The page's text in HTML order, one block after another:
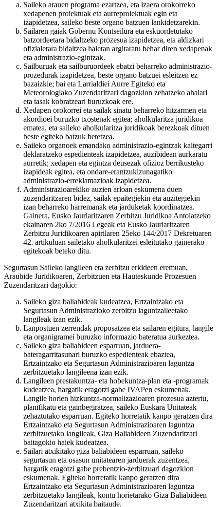
Saileko arauen programa ezartzea, eta izaera orokorreko
xedapenen proiektuak eta aurreproiektuak egin eta
izapidetzea, saileko beste organo batzuen lankidetzarekin.
Sailaren gaiak Gobernu Kontseilura eta eskuordetutako
batzordeetara bidaltzeko prozesua izapidetzea, eta aldizkari
ofizialetara bidaltzea haietan argitaratu behar diren xedapenak
eta administrazio-egintzak.
Sailburuak eta sailburuordeek ebatzi beharreko administrazio-
prozedurak izapidetzea, beste organo batzuei esleitzen ez
bazaizkie; bai eta Larrialdiei Aurre Egiteko eta
Meteorologiako Zuzendaritzari dagozkion zehatzeko ahalari
eta tasak kobratzeari buruzkoak ere.
Xedapen orokorrei eta sailak sinatu beharreko hitzarmen eta
akordioei buruzko txostenak egitea; aholkularitza juridikoa
ematea, eta saileko aholkularitza juridikoak berezkoak dituen
beste egiteko batzuk betetzea.
Saileko organoek emandako administrazio-egintzak kaltegarri
deklaratzeko espedienteak izapidetzea, auzibidean aurkaratu
aurretik; xedapen eta egintza deusezak ofizioz berrikusteko
izapideak egitea, eta ondare-erantzukizunagatiko
administrazio-erreklamazioak izapidetzea.
Administrazioarekiko auzien arloan eskumena duen
zuzendaritzaren bidez, sailak epaitegiekin eta auzitegiekin
izan beharreko harremanak eta jarduketak koordinatzea.
Gainera, Eusko Jaurlaritzaren Zerbitzu Juridikoa Antolatzeko
ekainaren 2ko 7/2016 Legeak eta Eusko Jaurlaritzaren
Zerbitzu Juridikoaren apirilaren 25eko 144/2017 Dekretuaren
42. artikuluan sailetako aholkularitzei esleitutako gainerako
egitekoak beteko ditu.
Segurtasun Saileko langileen eta zerbitzu erkideen eremuan,
Araubide Juridikoaren, Zerbitzuen eta Hauteskunde Prozesuen
Zuzendaritzari dagokio:
Saileko giza baliabideak kudeatzea, Ertzaintzako eta
Segurtasun Administrazioko zerbitzu laguntzaileetako
langileak izan ezik.
Lanpostuen zerrendak proposatzea eta sailaren egitura, langile
eta organigramei buruzko informazio bateratua aurkeztea.
Saileko giza baliabideen esparruan, jarduera-
bateragarritasunari buruzko espedienteak ebaztea,
Ertzaintzako eta Segurtasun Administrazioaren laguntza
zerbitzuetako langileena izan ezik.
Langileen prestakuntza- eta hobekuntza-plan eta -programak
kudeatzea, hargatik eragotzi gabe IVAPen eskumenak.
Langile horien hizkuntza-normalizazioaren prozesua aztertu,
planifikatu eta gainbegiratzea, saileko Euskara Unitateak
zehaztutako esparruan. Egiteko horretatik kanpo geratzen dira
Ertzaintzako eta Segurtasun Administrazioaren laguntza
zerbitzuetako langileak, Giza Baliabideen Zuzendaritzari
baitagokio haiek kudeatzea.
Sailari atxikitako giza baliabideen esparruan, saileko
segurtasun eta osasun unitatearen jarduerak zuzentzea,
hargatik eragotzi gabe prebentzio-zerbitzuari dagozkion
eskumenak. Egiteko horretatik kanpo geratzen dira
Ertzaintzako eta Segurtasun Administrazioaren laguntza
zerbitzuetako langileak, kontu horietarako Giza Baliabideen
Zuzendaritzari atxikita baitaude.